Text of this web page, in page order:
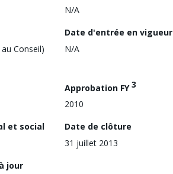
N/A
Conseil)
Date d'entrée en vigueur
N/A
Approbation FY3
2010
et social
Date de clôture
31 juillet 2013
jour